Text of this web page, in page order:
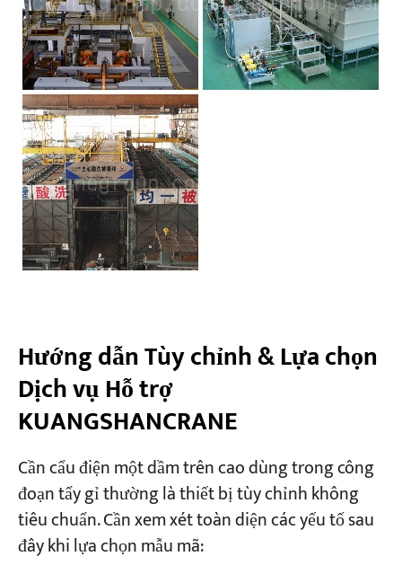
Hướng dẫn Tùy chỉnh & Lựa chọn
Dịch vụ Hỗ trợ
KUANGSHANCRANE
Cần cẩu điện một dầm trên cao dùng trong công
đoạn tẩy gỉ thường là thiết bị tùy chỉnh không
tiêu chuẩn. Cần xem xét toàn diện các yếu tố sau
đây khi lựa chọn mẫu mã: